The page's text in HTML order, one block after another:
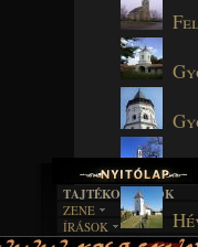
TAJTÉKOS LAPOK
ZENE
EGYÜTTESEK
ÍRÁSOK
BOSZORKÁNYKONYHA